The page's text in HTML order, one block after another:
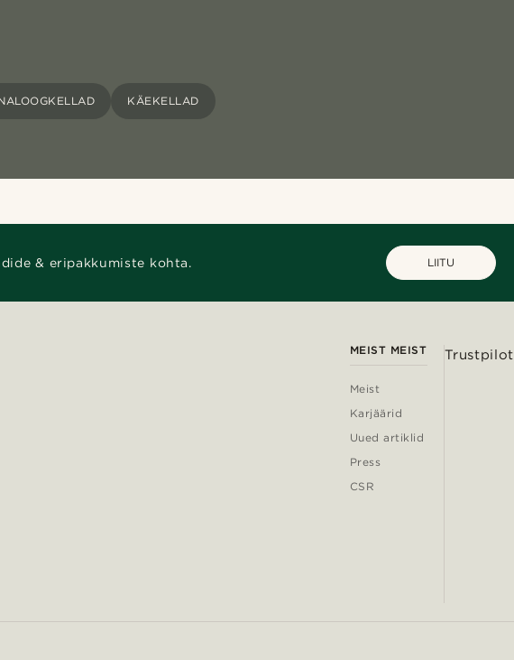
KÄEKELLAD
& eripakkumiste kohta. LIITU
MEIST MEIST
Meist
Karjäärid
Uued artiklid
Press
CSR
Trustpilot